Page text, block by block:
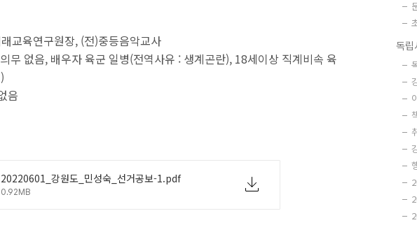
교육연구원장, (전)중등음악교사
무 없음, 배우자 육군 일병(전역사유 : 생계곤란), 18세이상 직계비속 육
음
20220601_강원도_민성숙_선거공보-1.pdf
0.92MB
독립